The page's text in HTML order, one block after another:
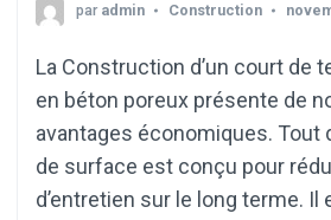
par admin Construction
La Construction d’un court de
en béton poreux présente de
avantages économiques. Tout
de surface est conçu pour
d’entretien sur le long terme. Il